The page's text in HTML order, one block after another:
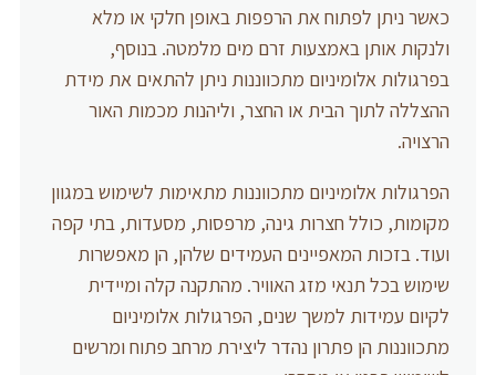
כאשר ניתן לפתוח את הרפפות באופן חלקי או מלא
ולנקות אותן באמצעות זרם מים מלמטה. בנוסף,
בפרגולות אלומיניום מתכווננות ניתן להתאים את מידת
ההצללה לתוך הבית או החצר, וליהנות מכמות האור
הרצויה.
הפרגולות אלומיניום מתכווננות מתאימות לשימוש במגוון
מקומות, כולל חצרות גינה, מרפסות, מסעדות, בתי קפה
ועוד. בזכות המאפיינים העמידים שלהן, הן מאפשרות
שימוש בכל תנאי מזג האוויר. מהתקנה קלה ומיידית
לקיום עמידות למשך שנים, הפרגולות אלומיניום
מתכווננות הן פתרון נהדר ליצירת מרחב פתוח ומרשים